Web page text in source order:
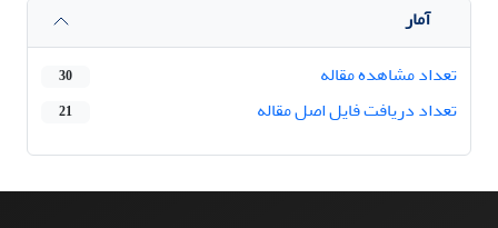
آمار
تعداد مشاهده مقاله
30
تعداد دریافت فایل اصل مقاله 21